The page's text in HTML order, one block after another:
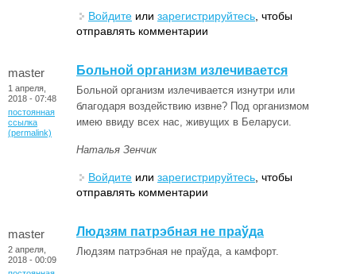
Войдите или зарегистрируйтесь , чтобы
отправлять комментарии
master
1 апреля,
2018 - 07:48
постоянная
ссылка
(permalink)
Больной организм излечивается
Больной организм излечивается изнутри или
благодаря воздействию извне? Под организмом
имею ввиду всех нас, живущих в Беларуси.
Наталья Зенчик
Войдите или зарегистрируйтесь , чтобы
отправлять комментарии
master
2 апреля,
2018 - 00:09
Людзям патрэбная не праўда
Людзям патрэбная не праўда, а камфорт.